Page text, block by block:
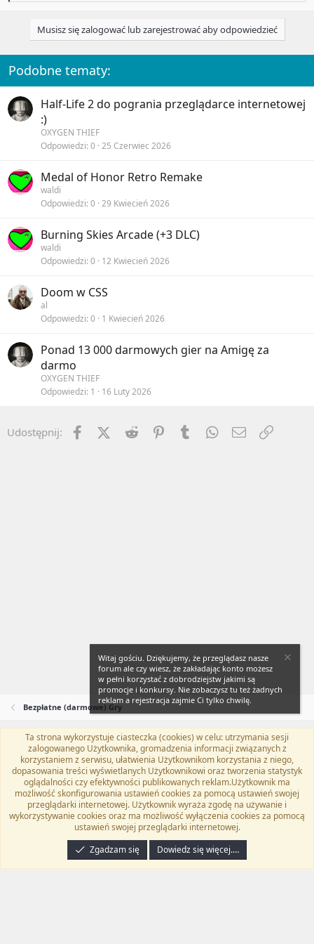
i
o
n
s
:
Musisz się zalogować lub zarejestrować aby odpowiedzieć
Podobne tematy:
Half-Life 2 do pogrania przeglądarce internetowej
:)
OXYGEN THIEF
Odpowiedzi 0 25 Czerwiec 2026
Medal of Honor Retro Remake
waldi
Odpowiedzi 0 29 Kwiecień 2026
Burning Skies Arcade (+3 DLC)
waldi
Odpowiedzi 0 12 Kwiecień 2026
Doom w CSS
al
Odpowiedzi 0 1 Kwiecień 2026
Ponad 13 000 darmowych gier na Amigę za
darmo
OXYGEN THIEF
Odpowiedzi 1 16 Luty 2026
Udostępnij: FacebookX (Twitter)
Reddit PinterestTumblr WhatsApp
Email
Bezpłatne (darmowe) Gry
Flat Awesome + (Parent DO NOT EDIT)
Polski (PL)
Kontakt
Regulamin Polityka prywatności Pomoc
TwitterKontakt
RSS
Community platform by XenForo® © 2010-2024 XenForo Ltd.
programyzadarmo.net.pl . | Xenforo Add-ons
Email Check by MPM.PM
Witaj gościu. Dziękujemy, że przeglądasz nasze
forum ale czy wiesz, że zakładając konto możesz
w pełni korzystać z dobrodziejstw jakimi są
promocje i konkursy. Nie zobaczysz tu też żadnych
reklam a rejestracja zajmie Ci tylko chwilę.
Ta strona wykorzystuje ciasteczka (cookies) w celu: utrzymania sesji
zalogowanego Użytkownika, gromadzenia informacji związanych z
korzystaniem z serwisu, ułatwienia Użytkownikom korzystania z niego,
dopasowania treści wyświetlanych Użytkownikowi oraz tworzenia statystyk
oglądalności czy efektywności publikowanych reklam.Użytkownik ma
możliwość skonfigurowania ustawień cookies za pomocą ustawień swojej
przeglądarki internetowej. Użytkownik wyraża zgodę na używanie i
wykorzystywanie cookies oraz ma możliwość wyłączenia cookies za pomocą
ustawień swojej przeglądarki internetowej.
Zgadzam się
Dowiedz się więcej.…